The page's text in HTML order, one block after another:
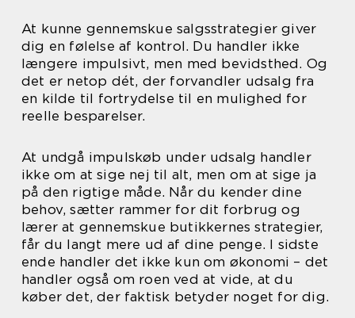
At kunne gennemskue salgsstrategier giver
dig en følelse af kontrol. Du handler ikke
længere impulsivt, men med bevidsthed. Og
det er netop dét, der forvandler udsalg fra
en kilde til fortrydelse til en mulighed for
reelle besparelser.
At undgå impulskøb under udsalg handler
ikke om at sige nej til alt, men om at sige ja
på den rigtige måde. Når du kender dine
behov, sætter rammer for dit forbrug og
lærer at gennemskue butikkernes strategier,
får du langt mere ud af dine penge. I sidste
ende handler det ikke kun om økonomi – det
handler også om roen ved at vide, at du
køber det, der faktisk betyder noget for dig.